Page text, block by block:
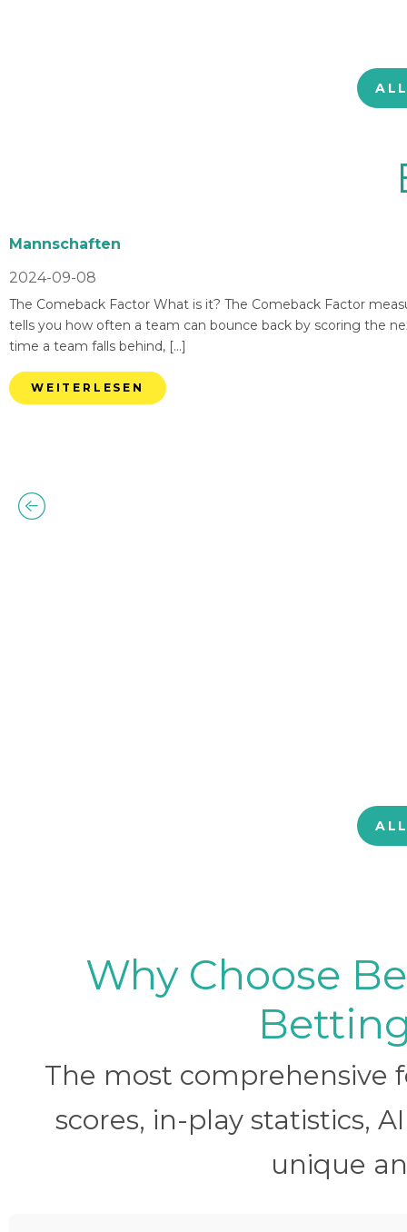
Mannschaften
2024-09-08
The Comeback Factor What is it? The Comeback Factor
tells you how often a team can bounce back by scoring the
time a team falls behind, […]
WEITERLESEN
Why Choose
The most
scores, in-play statistics,
unique